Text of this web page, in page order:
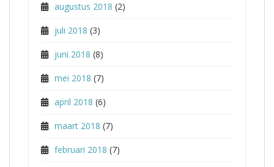
augustus 2018 (2)
juli 2018 (3)
juni 2018 (8)
mei 2018 (7)
april 2018 (6)
maart 2018 (7)
februari 2018 (7)